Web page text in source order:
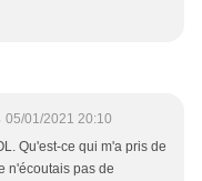
05/01/2021 20:10
Qu'est-ce qui m'a pris de
n'écoutais pas de